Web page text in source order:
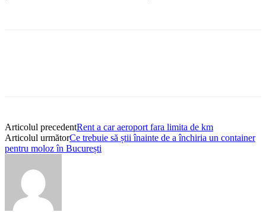
Articolul precedentRent a car aeroport fara limita de km
Articolul următorCe trebuie să știi înainte de a închiria un container
pentru moloz în București